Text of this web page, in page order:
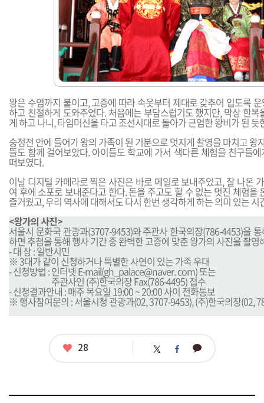
왕은 수염까지 붙이고, 고증에 따라 속옷부터 제대로 갖추어 입도록
하고 친절하게 도와주었다. 처음에는 부담스럽기도 했지만, 막상 한복
게 하고 나니, 타임머신을 타고 조선시대로 돌아가 근엄한 왕비가 된 듯
숭정전 안에 들어가 왕의 가족이 된 기분으로 멋지게 촬영을 마치고 왕
뜰도 함께 걸어보았다. 아이들도 학교에 가서 색다른 체험을 친구들
떠보였다.
이날 디지털 카메라로 찍은 사진은 바로 메일로 보내주었고, 잘 나온
여 후에 소포로 보내준다고 한다. 돈을 주고도 할 수 없는 멋진 체험을
즐거웠고, 우리 역사에 대해서도 다시 한번 생각하게 하는 의미 있는 시
<왕가의 사진>
서울시 문화국 관광과(3707-9453)와 주관사 한국의장(786-4453)을
하면 추첨을 통해 행사 기간 중 완벽한 고증에 맞춘 왕가의 사진을 촬영
- 대 상 : 일반시민
※ 3대가 같이 신청하거나 특별한 사연이 있는 가족 우대
- 신청방법 : 인터넷 E-mail(gh_palace@naver. com) 또는
- 신청방법 : 주관사인 (주)한국의장 Fax(786-4495) 접수
- 신청결과안내 : 매주 목요일 19:00 ~ 20:00 사이 전화통보
※ 행사참여문의 : 서울시청 관광과(02, 3707-9453), (주)한국의장(02,
좋
28 트 페 카